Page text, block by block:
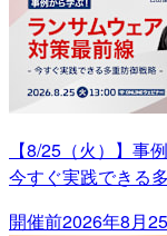
【8/25（火）】事
今すぐ実践できる
開催前2026年8月